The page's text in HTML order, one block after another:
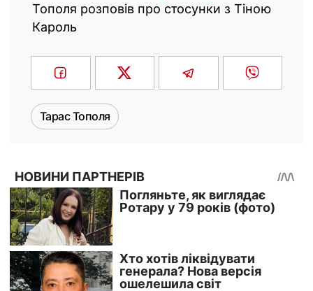
Тополя розповів про стосунки з Тіною
Кароль
Тарас Тополя